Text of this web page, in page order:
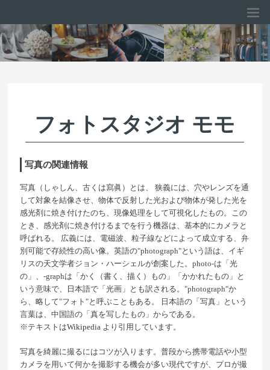
フォトスタジオ モモ
写真の関連情報
写真（しゃしん、古くは寫眞）とは、 狭義には、穴やレンズを通
して対象を結像させ、物体で反射した光および物体が発した光を
感光剤に焼き付けたのち、現像処理をして可視化したもの。この
とき、感光剤に焼き付けるまでを行う機器は、基本的にカメラと
呼ばれる。 広義には、電磁波、粒子線などによって成立する、弁
別可能で存続性の高い像。英語の"photograph"という語は、イギ
リスの天文学者ジョン・ハーシェルが創案した。photo-は「光
の」、-graphは「かく（書く、描く）もの」「かかれたもの」と
いう意味で、日本語で「光画」とも訳される。"photograph"か
ら、略して"フォト"と呼ぶこともある。 日本語の「写真」という
言葉は、中国語の「真を写したもの」からである。
※テキストはWikipedia より引用しています。
写真を綺麗に撮るにはコツが入ります。普段から携帯電話や小型
カメラを用いて何かを撮影する機会が多い現代ですが、プロが撮